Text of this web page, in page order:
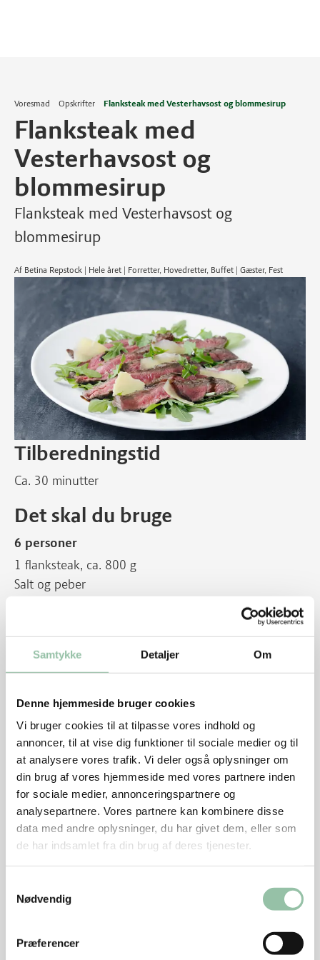
Samtykke Detaljer Om
Denne hjemmeside bruger cookies
Vi bruger cookies til at tilpasse vores indhold og
annoncer, til at vise dig funktioner til sociale medier og til
at analysere vores trafik. Vi deler også oplysninger om
din brug af vores hjemmeside med vores partnere inden
for sociale medier, annonceringspartnere og
analysepartnere. Vores partnere kan kombinere disse
data med andre oplysninger, du har givet dem, eller som
de har indsamlet fra din brug af deres tjenester.
Nødvendig
Præferencer
Voresmad Opskrifter Flanksteak med Vesterhavsost og blommesirup
Flanksteak med
Vesterhavsost og
blommesirup
Flanksteak med Vesterhavsost og
blommesirup
Af Betina Repstock | Hele året | Forretter, Hovedretter, Buffet | Gæster, Fest
Tilberedningstid
Ca. 30 minutter
Det skal du bruge
6 personer
1 flanksteak, ca. 800 g
Salt og peber
1 dl blommeeddike eller anden frugteddike
2 spsk honning
600 g rucola
200 g Vesterhavsost eller en anden fast ost med god
smag
Tilbehør
Spelt- eller durumbrød, 600 g
Sådan gør du
Kog honning og eddike ved god varme i 2-3 minutter.
Varm olie på en pande ved god varme. Brun kødet et